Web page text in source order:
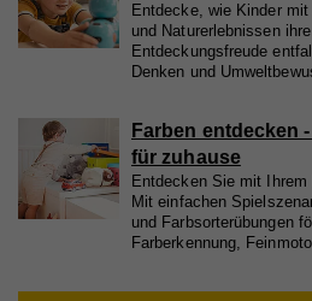
Entdecke, wie Kinder
und Naturerlebnissen
Entdeckungsfreude
Denken und
Farben entdecken
für zuhause
Entdecken Sie mit
Mit einfachen
und Farb­sorte­r­übungen
Farberkennung,
_gid
Laufzeit 1 Tag
Registriert eine
um statistische Daten
Website nutzt, zu
Anbieter Google Analytics
1 Tag
Zweck
um statistische Daten
Website nutzt, zu